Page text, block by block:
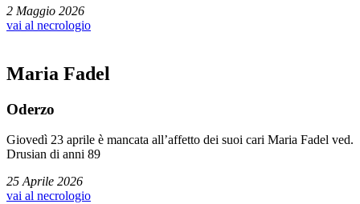
2 Maggio 2026
vai al necrologio
Maria Fadel
Oderzo
Giovedì 23 aprile è mancata all’affetto dei suoi cari Maria Fadel ved.
Drusian di anni 89
25 Aprile 2026
vai al necrologio